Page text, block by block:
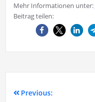
Mehr Informationen unter:
Beitrag teilen:
Previous: